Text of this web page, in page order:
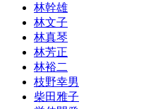
林幹雄
林文子
林真琴
林芳正
林裕二
枝野幸男
柴田雅子